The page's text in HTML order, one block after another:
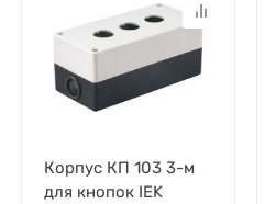
Корпус КП 103 3-м
для кнопок IEK